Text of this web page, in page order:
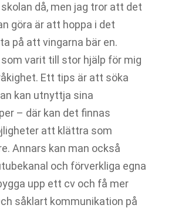
då, men jag tror att det
göra är att hoppa i det
på att vingarna bär en.
varit till stor hjälp för mig
Ett tips är att söka
kan utnyttja sina
– där kan det finnas
att klättra som
Annars kan man också
och förverkliga egna
upp ett cv och få mer
såklart kommunikation på